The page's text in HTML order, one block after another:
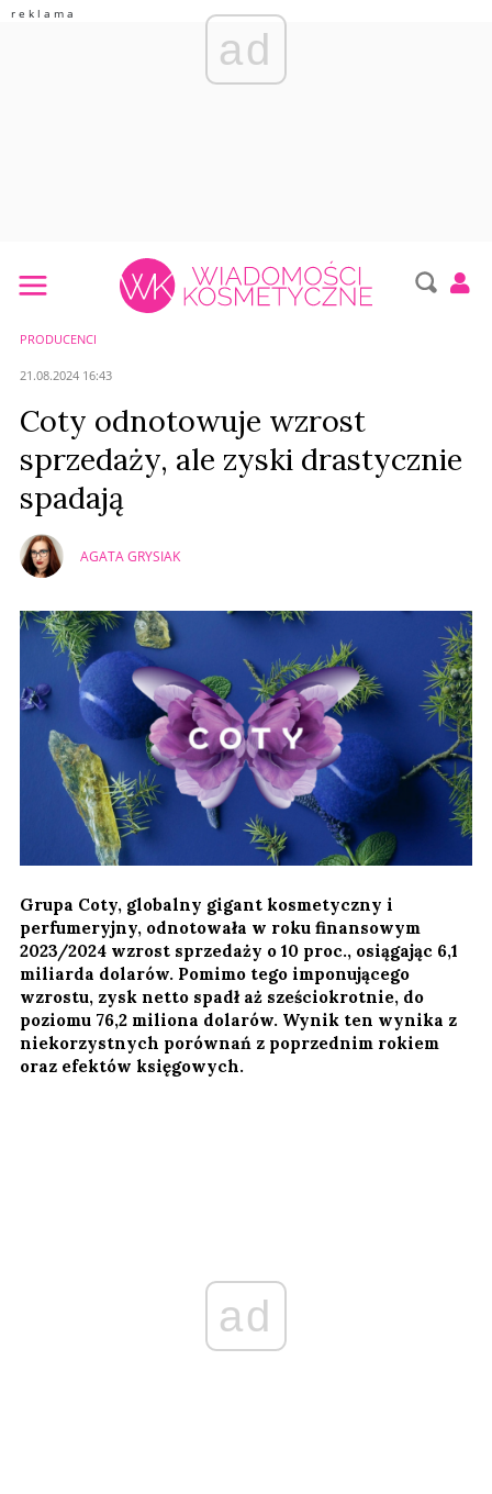
ad
PRODUCENCI
21.08.2024 16:43
Coty odnotowuje wzrost
sprzedaży, ale zyski drastycznie
spadają
AGATA GRYSIAK
Grupa Coty, globalny gigant kosmetyczny i
perfumeryjny, odnotowała w roku finansowym
2023/2024 wzrost sprzedaży o 10 proc., osiągając 6,1
miliarda dolarów. Pomimo tego imponującego
wzrostu, zysk netto spadł aż sześciokrotnie, do
poziomu 76,2 miliona dolarów. Wynik ten wynika z
niekorzystnych porównań z poprzednim rokiem
oraz efektów księgowych.
ad